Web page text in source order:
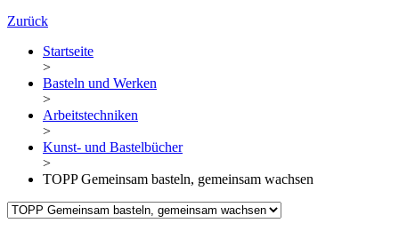
Zurück
Startseite
>
Basteln und Werken
>
Arbeitstechniken
>
Kunst- und Bastelbücher
>
TOPP Gemeinsam basteln, gemeinsam wachsen